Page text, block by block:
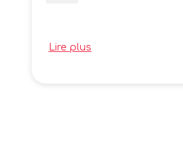
Lire plus